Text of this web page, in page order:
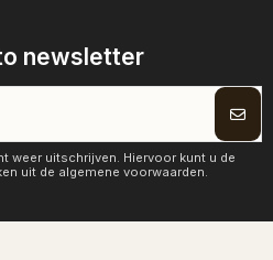
newsletter
weer uitschrijven. Hiervoor kunt u de
uit de algemene voorwaarden.